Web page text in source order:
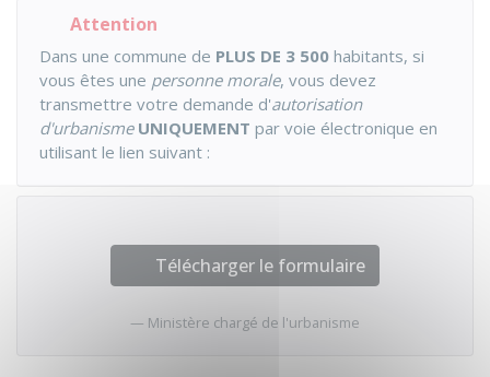
Attention
Dans une commune de PLUS DE 3 500 habitants, si
vous êtes une personne morale, vous devez
transmettre votre demande d'autorisation
d'urbanisme UNIQUEMENT par voie électronique en
utilisant le lien suivant :
Télécharger le formulaire
Ministère chargé de l'urbanisme